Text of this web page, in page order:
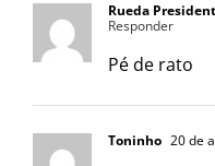
Rueda
Responder
Pé de rato
Toninho 20 de